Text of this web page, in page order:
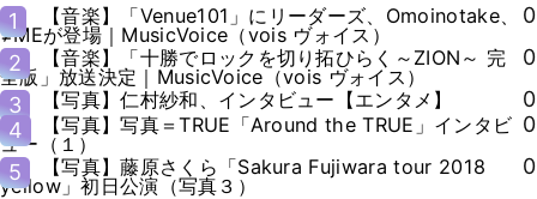
1
【音楽】「Venue101」にリーダーズ、Omoinotake、
≠MEが登場｜MusicVoice（vois ヴォイス）
0
2
【音楽】「十勝でロックを切り拓ひらく～ZION～ 完
全版」放送決定｜MusicVoice（vois ヴォイス）
0
3
【写真】仁村紗和、インタビュー【エンタメ】
0
4
【写真】写真＝TRUE「Around the TRUE」インタビ
ュー（１）
0
5
【写真】藤原さくら「Sakura Fujiwara tour 2018
yellow」初日公演（写真３）
0